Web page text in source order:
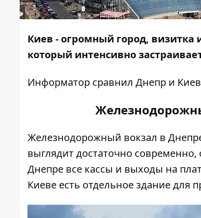
Киев - огромный город,
который интенсивно
Информатор сравнил Днепр и
Железнодорожный вокзал в
выглядит достаточно
Днепре все кассы и выходы на
Киеве есть отдельное здание для